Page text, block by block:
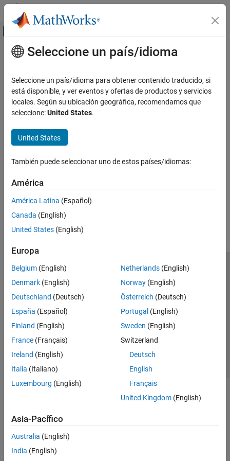
Saltar al contenido
Mostrar/ocultar menú de navegación
Inicio de Documentación
Contenido principal
How useful was this information?
Seleccione un país/idioma
Seleccione un país/idioma para obtener contenido traducido, si
está disponible, y ver eventos y ofertas de productos y servicios
locales. Según su ubicación geográfica, recomendamos que
seleccione:United States.
United States
También puede seleccionar uno de estos países/idiomas:
América
América Latina (Español)
Canada (English)
United States (English)
Europa
Belgium (English)
Denmark (English)
Deutschland (Deutsch)
España (Español)
Finland (English)
France (Français)
Ireland (English)
Italia (Italiano)
Luxembourg (English)
Netherlands(English)
Norway(English)
Österreich (Deutsch)
Portugal (English)
Sweden (English)
Switzerland
Deutsch
English
Français
United Kingdom(English)
Asia-Pacífico
Australia (English)
India (English)
Centro de confianza
Marcas comerciales
Política de privacidad
Antipiratería
Estado de las aplicaciones
Información de contacto
© 1994-2026 The MathWorks, Inc.